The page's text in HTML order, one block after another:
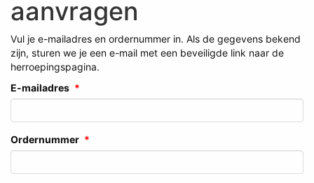
aanvragen
Vul je e-mailadres en ordernummer in. Als de gegevens bekend
zijn, sturen we je een e-mail met een beveiligde link naar de
herroepingspagina.
E-mailadres
Ordernummer